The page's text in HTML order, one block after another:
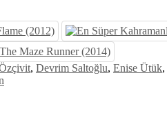
, Devrim Saltoğlu, Enise Ütük,